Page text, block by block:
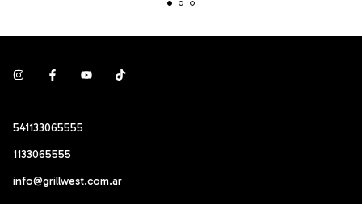
541133065555
1133065555
info@grillwest.com.ar